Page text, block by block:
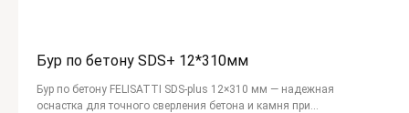
Бур по бетону SDS+ 12*310мм
Бур по бетону FELISATTI SDS-plus 12×310 мм — надежная
оснастка для точного сверления бетона и камня при